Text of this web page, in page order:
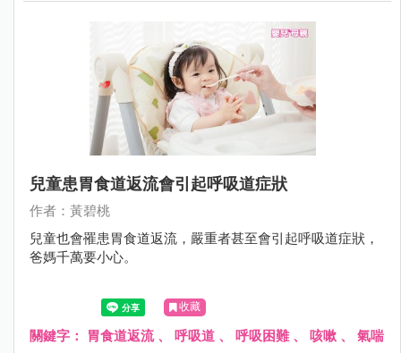
兒童患胃食道返流會引起呼吸道症狀
作者：黃碧桃
兒童也會罹患胃食道返流，嚴重者甚至會引起呼吸道症狀，
爸媽千萬要小心。
收藏
關鍵字： 胃食道返流、 呼吸道 、 呼吸困難、 咳嗽 、 氣喘